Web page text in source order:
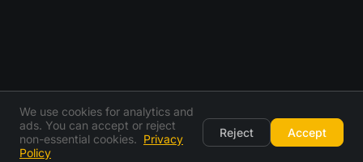
We use cookies for analytics and
ads. You can accept or reject
non-essential cookies. Privacy
Policy
Reject Accept